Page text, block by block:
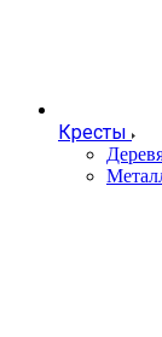
Кресты